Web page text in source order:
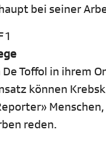
bei seiner
1
Toffol in ihrem
können
reden.